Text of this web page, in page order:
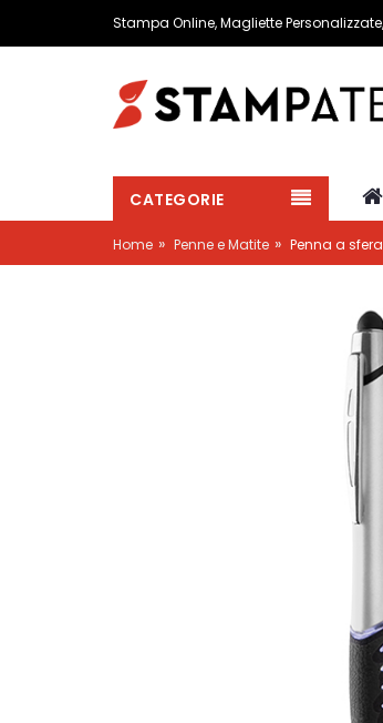
Stampa Online, Magliette
CATEGORIE
Home » Penne e Matite » Penna a